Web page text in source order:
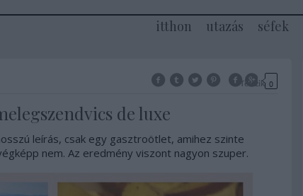
itthon utazás séfek
Tetszik 0
de luxe
leírás, csak egy gasztroötlet, amihez szinte
nem. Az eredmény viszont nagyon szuper.